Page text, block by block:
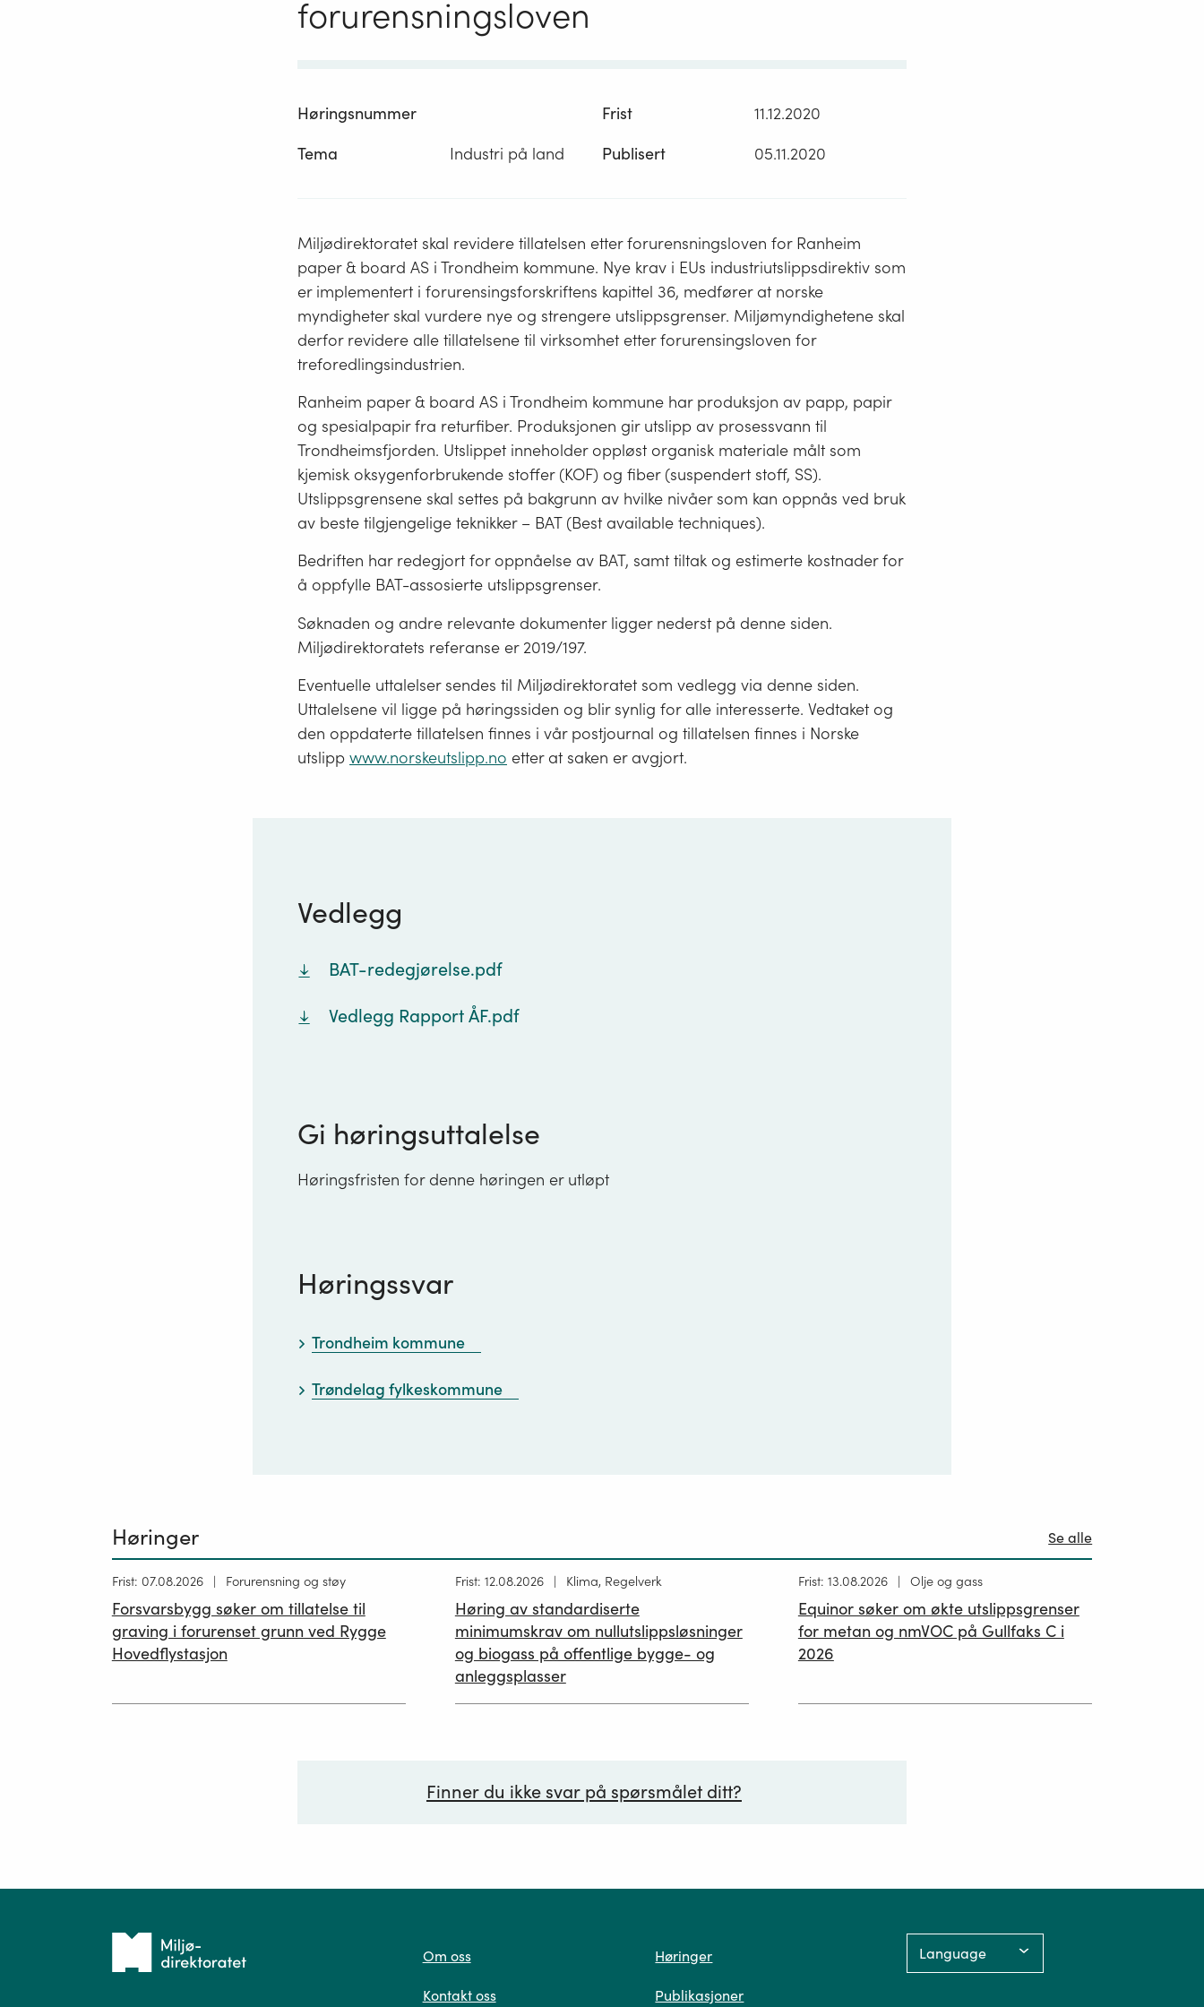
forurensningsloven
Høringsnummer Frist
11.12.2020
Tema
Industri på land Publisert 05.11.2020
Miljødirektoratet skal revidere tillatelsen etter forurensningsloven for Ranheim
paper & board AS i Trondheim kommune. Nye krav i EUs industriutslippsdirektiv som
er implementert i forurensingsforskriftens kapittel 36, medfører at norske
myndigheter skal vurdere nye og strengere utslippsgrenser. Miljømyndighetene skal
derfor revidere alle tillatelsene til virksomhet etter forurensingsloven for
treforedlingsindustrien.
Ranheim paper & board AS i Trondheim kommune har produksjon av papp, papir
og spesialpapir fra returfiber. Produksjonen gir utslipp av prosessvann til
Trondheimsfjorden. Utslippet inneholder oppløst organisk materiale målt som
kjemisk oksygenforbrukende stoffer (KOF) og fiber (suspendert stoff, SS).
Utslippsgrensene skal settes på bakgrunn av hvilke nivåer som kan oppnås ved bruk
av beste tilgjengelige teknikker – BAT (Best available techniques).
Bedriften har redegjort for oppnåelse av BAT, samt tiltak og estimerte kostnader for
å oppfylle BAT-assosierte utslippsgrenser.
Søknaden og andre relevante dokumenter ligger nederst på denne siden.
Miljødirektoratets referanse er 2019/197.
Eventuelle uttalelser sendes til Miljødirektoratet som vedlegg via denne siden.
Uttalelsene vil ligge på høringssiden og blir synlig for alle interesserte. Vedtaket og
den oppdaterte tillatelsen finnes i vår postjournal og tillatelsen finnes i Norske
utslipp www.norskeutslipp.no etter at saken er avgjort.
Vedlegg
BAT-redegjørelse.pdf
Vedlegg Rapport ÅF.pdf
Gi høringsuttalelse
Høringsfristen for denne høringen er utløpt
Høringssvar
Trondheim kommune
Trøndelag fylkeskommune
Høringer Se alle
Høring
publisert
26.06.2026
Frist: 07.08.2026 Forurensning og støy
Forsvarsbygg søker om tillatelse til
graving i forurenset grunn ved Rygge
Hovedflystasjon
Høring
publisert
12.05.2026
Frist: 12.08.2026 Klima, Regelverk
Høring av standardiserte
minimumskrav om nullutslippsløsninger
og biogass på offentlige bygge- og
anleggsplasser
Høring
publisert
02.07.2026
Frist: 13.08.2026 Olje og gass
Equinor søker om økte utslippsgrenser
for metan og nmVOC på Gullfaks C i
2026
Finner du ikke svar på spørsmålet ditt?
Tilbake
Om oss
Kontakt oss
Høringer
Publikasjoner